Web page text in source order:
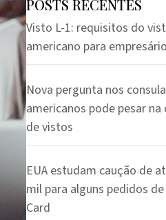
POSTS RECENTES
Visto L-1: requisitos do
americano para
Nova pergunta nos
americanos pode pesar na
de vistos
EUA estudam caução de
mil para alguns pedidos de
Card